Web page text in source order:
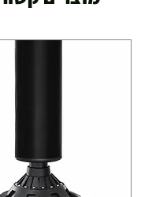
תוספת התקנה למכשירי כושר / מתקני